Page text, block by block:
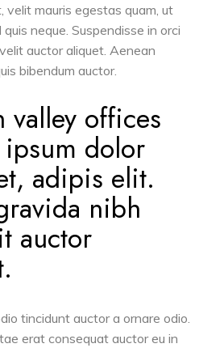
velit mauris egestas quam, ut
neque. Suspendisse in orci
auctor aliquet. Aenean
bibendum auctor.
valley offices
ipsum dolor
adipis elit.
nibh
auctor
tincidunt auctor a ornare odio.
erat consequat auctor eu in